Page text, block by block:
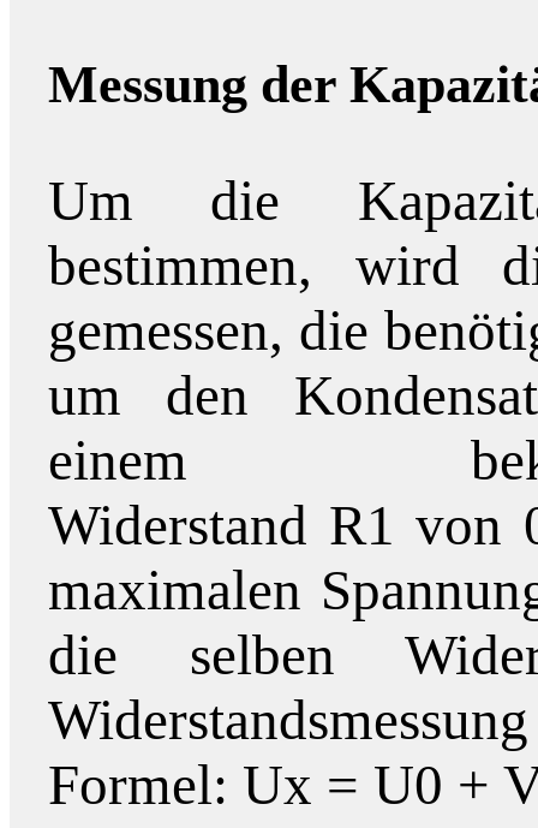
Messung der
Um die
bestimmen, wird
gemessen, die
um den
einem
Widerstand R1
maximalen
die selben
Formel: Ux = U0 +